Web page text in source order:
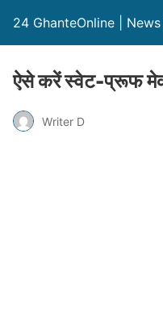
24 GhanteOnline | News
ऐसे करें स्वेट-प्रूफ
Writer D